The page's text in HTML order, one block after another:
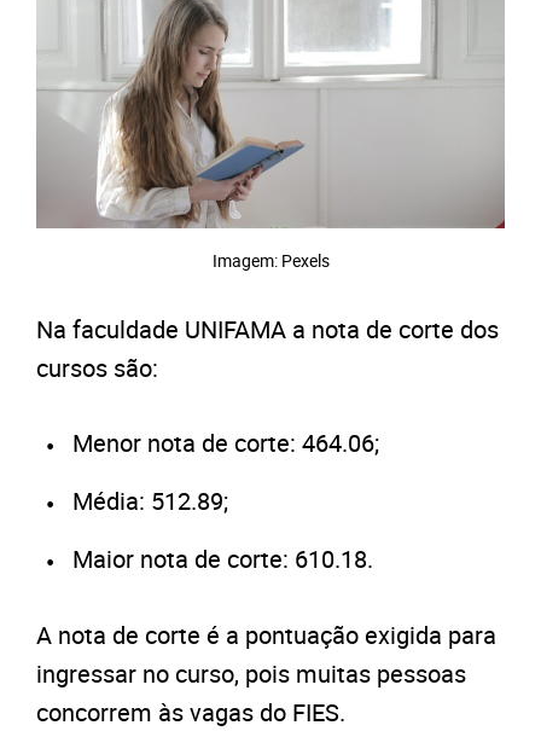
Imagem: Pexels
Na faculdade UNIFAMA a nota de corte dos
cursos são:
Menor nota de corte: 464.06;
Média: 512.89;
Maior nota de corte: 610.18.
A nota de corte é a pontuação exigida para
ingressar no curso, pois muitas pessoas
concorrem às vagas do FIES.